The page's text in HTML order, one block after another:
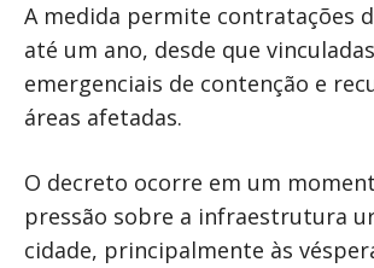
A medida permite contratações
até um ano, desde que
emergenciais de contenção e
áreas afetadas.
O decreto ocorre em um
pressão sobre a infraestrutura
cidade, principalmente às